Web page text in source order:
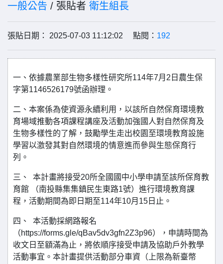
一般公告 / 張貼者 衛生組長
張貼日期： 2025-07-03 11:12:02 點閱： 192
一、依據農業部生物多樣性研究所114年7月2日農生保
字第1146526179號函辦理。
二、本案係為使資源永續利用，以該所自然保育環境教
育場域推動各項課程講座及活動加強國人對自然保育及
生物多樣性的了解，鼓勵學生走出校園至環境教育設施
學習以激發其對自然環境的情意進而參與生態保育行
列。
三、 本計畫將接受20所全國國中小學申請至該所保育教
育館 （南投縣集集鎮民生東路1號）進行環境教育課
程，活動期間為即日期至114年10月15日止。
四、 本活動採網路報名
（https://forms.gle/qBav5dv3gfn2Z3p96），申請時間為
收文日至額滿為止，將依順序接受申請及協助戶外教學
活動事宜。本計畫提供活動部分車資（上限為新臺幣